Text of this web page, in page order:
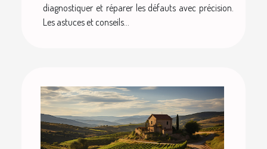
diagnostiquer et réparer les défauts avec précision.
Les astuces et conseils...